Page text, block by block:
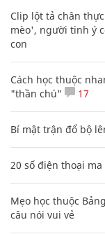
Clip lột tả chân
mèo', người tinh ý
con
Cách học thuộc
"thần chú"
17
Bí mật trận đổ bộ
20 số điện thoại
Mẹo học thuộc
câu nói vui vẻ